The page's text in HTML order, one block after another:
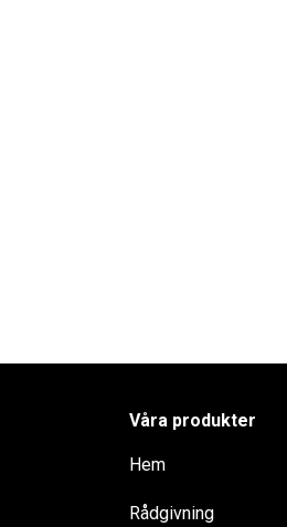
Våra produkter
Hem
Rådgivning